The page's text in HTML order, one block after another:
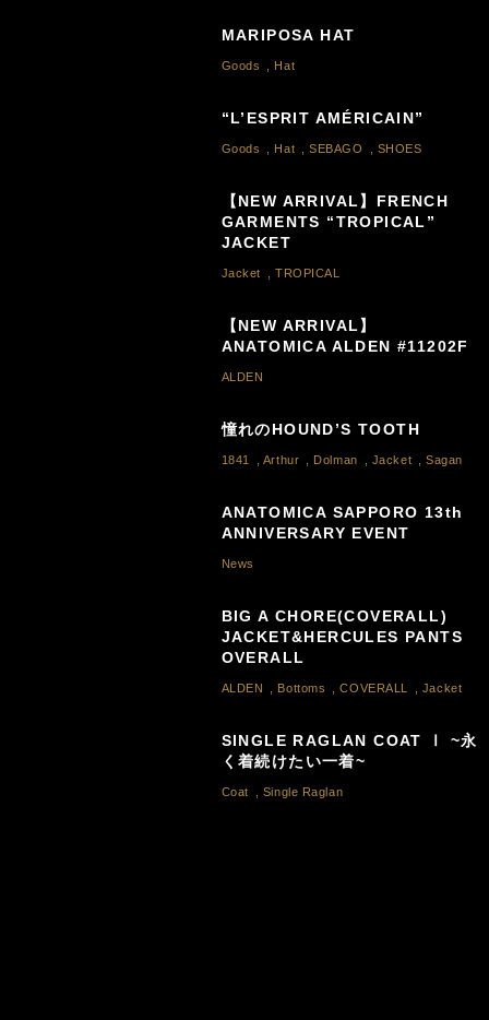
MARIPOSA HAT
Goods Hat
“L’ESPRIT AMÉRICAIN”
Goods Hat ,SEBAGO SHOES
【NEW ARRIVAL】FRENCH
GARMENTS “TROPICAL”
JACKET
Jacket ,TROPICAL
【NEW ARRIVAL】
ANATOMICA ALDEN #11202F
ALDEN
憧れのHOUND’S TOOTH
1841 Arthur Dolman Jacket ,Sagan
ANATOMICA SAPPORO 13th
ANNIVERSARY EVENT
News
BIG A CHORE(COVERALL)
JACKET&HERCULES PANTS
OVERALL
ALDEN Bottoms ,COVERALL Jacket
SINGLE RAGLAN COAT Ⅰ ~永
く着続けたい一着~
Coat Single Raglan